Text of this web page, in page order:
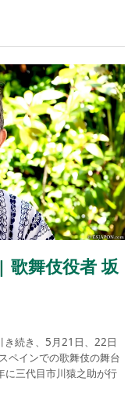
舞伎役者 坂
き続き、5月21日、22日
ペインでの歌舞伎の舞台
三代目市川猿之助が行